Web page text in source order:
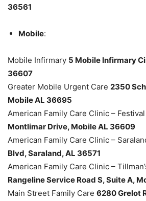
36561
Mobile:
Mobile Infirmary 5 Mobile Infirmary
36607
Greater Mobile Urgent Care 2350
Mobile AL 36695
American Family Care Clinic –
Montlimar Drive, Mobile AL 36609
American Family Care Clinic –
Blvd, Saraland, AL 36571
American Family Care Clinic –
Rangeline Service Road S, Suite A,
Main Street Family Care 6280 Grelot